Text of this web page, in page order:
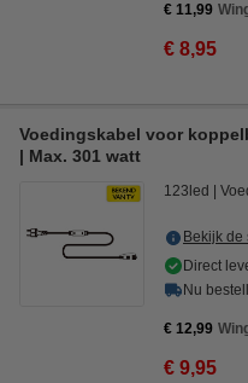
€ 11,99
€ 8,95
Voedingskabel voor
| Max. 301 watt
123led
Bekijk
Direct
Nu
€ 12,99
€ 9,95